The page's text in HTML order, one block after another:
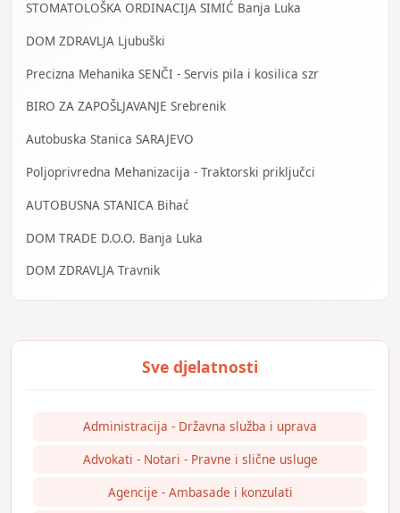
STOMATOLOŠKA ORDINACIJA SIMIĆ Banja Luka
DOM ZDRAVLJA Ljubuški
Precizna Mehanika SENČI - Servis pila i kosilica szr
BIRO ZA ZAPOŠLJAVANJE Srebrenik
Autobuska Stanica SARAJEVO
Poljoprivredna Mehanizacija - Traktorski priključci
AUTOBUSNA STANICA Bihać
DOM TRADE D.O.O. Banja Luka
DOM ZDRAVLJA Travnik
Administracija - Državna služba i uprava
Advokati - Notari - Pravne i slične usluge
Agencije - Ambasade i konzulati